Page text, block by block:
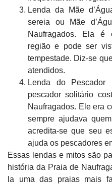
Lenda da Mãe
sereia ou Mãe
Naufragados. Ela é
região e pode ser
tempestade. Diz-se
atendidos.
Lenda do Pescador
pescador solitário
Naufragados. Ele era
sempre ajudava
acredita-se que seu
ajuda os pescadores
Essas lendas e mitos são
história da Praia de
la uma das praias mais